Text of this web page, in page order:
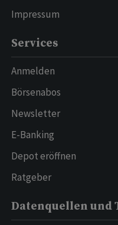
Impressum
Services
Anmelden
Börsenabos
Newsletter
E-Banking
Depot eröffnen
Ratgeber
Datenquellen und